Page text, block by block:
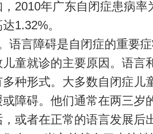
，2010年广东自闭症患病率
1.32%。
语言障碍是自闭症的重要
儿童就诊的主要原因。语言
多种形式。大多数自闭症儿
或障碍。他们通常在两三岁
，或者在正常的语言发展后